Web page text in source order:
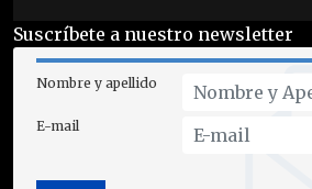
Suscríbete a nuestro newsletter
Nombre y apellido
E-mail